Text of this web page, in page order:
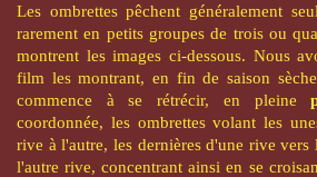
Les ombrettes pêchent généralement
rarement en petits groupes de trois ou
montrent les images ci-dessous. Nous
film les montrant, en fin de saison
commence à se rétrécir, en pleine
coordonnée, les ombrettes volant les
rive à l'autre, les dernières d'une rive vers
l'autre rive, concentrant ainsi en se